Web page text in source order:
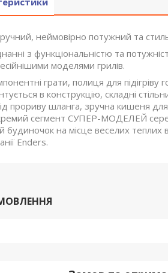
неймовірно потужний та
з функціональністю та
моделями грилів.
грати, полиця для
в конструкцію, складні
прориву шланга, зручна кишеня для
сегмент СУПЕР-МОДЕЛЕЙ серед
будиночок на місце веселих
Enders.